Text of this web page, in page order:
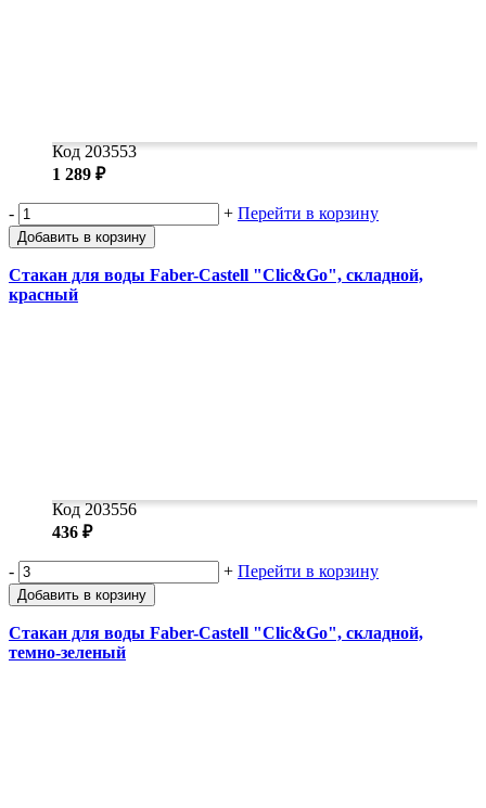
Код 203553
1 289 ₽
- + Перейти в корзину
Добавить в корзину
Стакан для воды Faber-Castell "Clic&Go", складной,
красный
Код 203556
436 ₽
- + Перейти в корзину
Добавить в корзину
Стакан для воды Faber-Castell "Clic&Go", складной,
темно-зеленый